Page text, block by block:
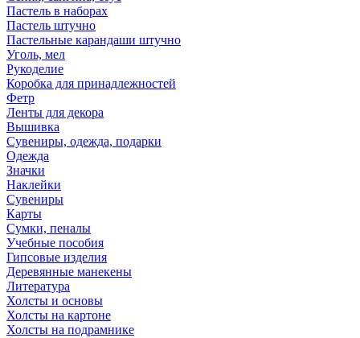
Пастель в наборах
Пастель штучно
Пастельные карандаши штучно
Уголь, мел
Рукоделие
Коробка для принадлежностей
Фетр
Ленты для декора
Вышивка
Сувениры, одежда, подарки
Одежда
Значки
Наклейки
Сувениры
Карты
Сумки, пеналы
Учебные пособия
Гипсовые изделия
Деревянные манекены
Литература
Холсты и основы
Холсты на картоне
Холсты на подрамнике